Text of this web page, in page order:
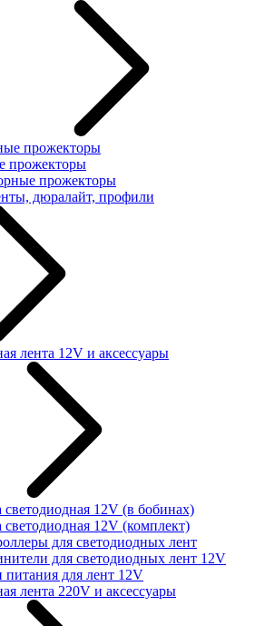
прожекторы
прожекторы
прожекторы
дюралайт, профили
лента 12V и аксессуары
светодиодная 12V (в бобинах)
светодиодная 12V (комплект)
для светодиодных лент
для светодиодных лент 12V
питания для лент 12V
лента 220V и аксессуары